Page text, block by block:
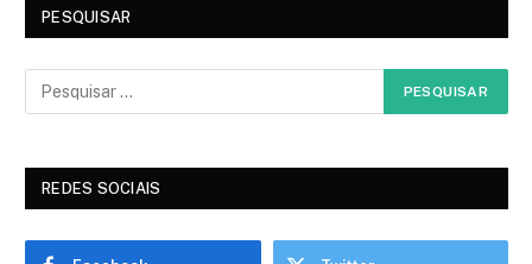
PESQUISAR
REDES SOCIAIS